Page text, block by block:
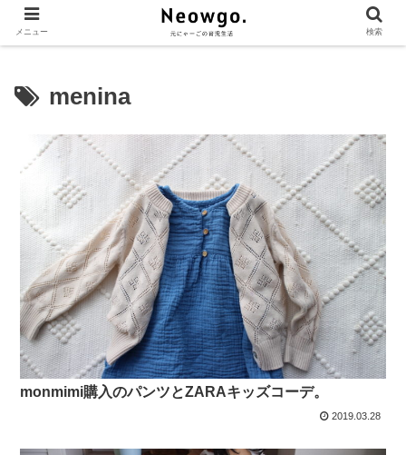
menina
monmimi購入のパンツとZARAキッズコーデ。
2019.03.28
メニュー 検索